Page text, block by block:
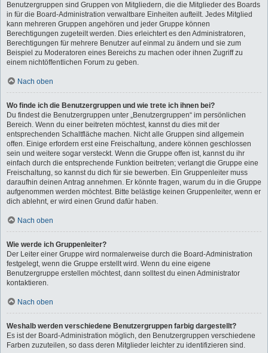
Benutzergruppen sind Gruppen von Mitgliedern, die die Mitglieder des Boards
in für die Board-Administration verwaltbare Einheiten aufteilt. Jedes Mitglied
kann mehreren Gruppen angehören und jeder Gruppe können
Berechtigungen zugeteilt werden. Dies erleichtert es den Administratoren,
Berechtigungen für mehrere Benutzer auf einmal zu ändern und sie zum
Beispiel zu Moderatoren eines Bereichs zu machen oder ihnen Zugriff zu
einem nichtöffentlichen Forum zu geben.
Nach oben
Wo finde ich die Benutzergruppen und wie trete ich ihnen bei?
Du findest die Benutzergruppen unter „Benutzergruppen“ im persönlichen
Bereich. Wenn du einer beitreten möchtest, kannst du dies mit der
entsprechenden Schaltfläche machen. Nicht alle Gruppen sind allgemein
offen. Einige erfordern erst eine Freischaltung, andere können geschlossen
sein und weitere sogar versteckt. Wenn die Gruppe offen ist, kannst du ihr
einfach durch die entsprechende Funktion beitreten; verlangt die Gruppe eine
Freischaltung, so kannst du dich für sie bewerben. Ein Gruppenleiter muss
daraufhin deinen Antrag annehmen. Er könnte fragen, warum du in die Gruppe
aufgenommen werden möchtest. Bitte belästige keinen Gruppenleiter, wenn er
dich ablehnt, er wird einen Grund dafür haben.
Nach oben
Wie werde ich Gruppenleiter?
Der Leiter einer Gruppe wird normalerweise durch die Board-Administration
festgelegt, wenn die Gruppe erstellt wird. Wenn du eine eigene
Benutzergruppe erstellen möchtest, dann solltest du einen Administrator
kontaktieren.
Nach oben
Weshalb werden verschiedene Benutzergruppen farbig dargestellt?
Es ist der Board-Administration möglich, den Benutzergruppen verschiedene
Farben zuzuteilen, so dass deren Mitglieder leichter zu identifizieren sind.